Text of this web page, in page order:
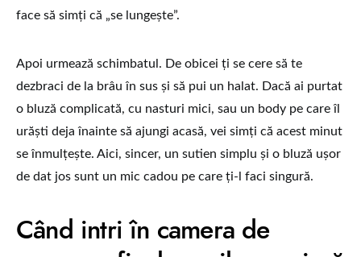
face să simți că „se lungește”.
Apoi urmează schimbatul. De obicei ți se cere să te
dezbraci de la brâu în sus și să pui un halat. Dacă ai purtat
o bluză complicată, cu nasturi mici, sau un body pe care îl
urăști deja înainte să ajungi acasă, vei simți că acest minut
se înmulțește. Aici, sincer, un sutien simplu și o bluză ușor
de dat jos sunt un mic cadou pe care ți-l faci singură.
Când intri în camera de